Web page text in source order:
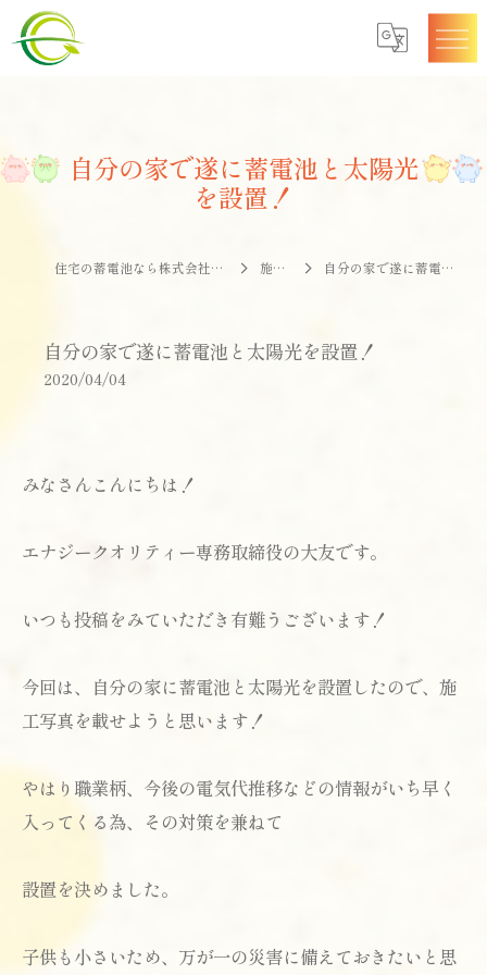
自分の家で遂に蓄電池と太陽光
を設置！
住宅の蓄電池なら株式会社エナジークオリティー 施工事例 自分の家で遂に蓄電池と太陽光を設置！
自分の家で遂に蓄電池と太陽光を設置！
2020/04/04
みなさんこんにちは！
エナジークオリティー専務取締役の大友です。
いつも投稿をみていただき有難うございます！
今回は、自分の家に蓄電池と太陽光を設置したので、施
工写真を載せようと思います！
やはり職業柄、今後の電気代推移などの情報がいち早く
入ってくる為、その対策を兼ねて
設置を決めました。
子供も小さいため、万が一の災害に備えておきたいと思